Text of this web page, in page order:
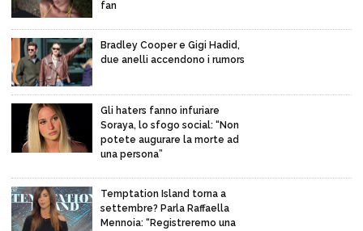
fan
Bradley Cooper e Gigi Hadid,
due anelli accendono i rumors
Gli haters fanno infuriare
Soraya, lo sfogo social: “Non
potete augurare la morte ad
una persona”
Temptation Island torna a
settembre? Parla Raffaella
Mennoia: “Registreremo una